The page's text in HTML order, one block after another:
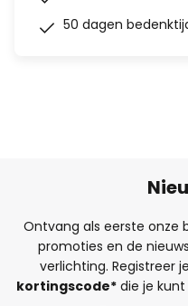
50 dagen
Ontvang als eerste onze
promoties en de
verlichting. Registreer
kortingscode*die je kunt